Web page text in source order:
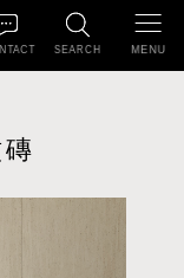
SEARCH MENU